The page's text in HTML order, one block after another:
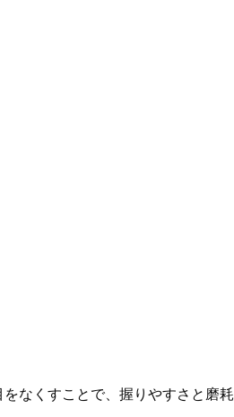
なくすことで、握りやすさと磨耗